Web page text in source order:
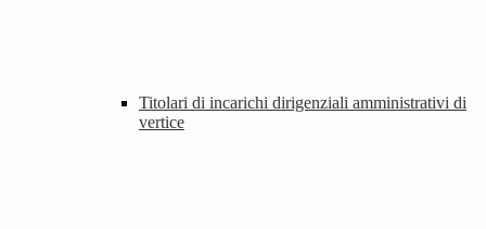
Titolari di incarichi dirigenziali amministrativi di
vertice